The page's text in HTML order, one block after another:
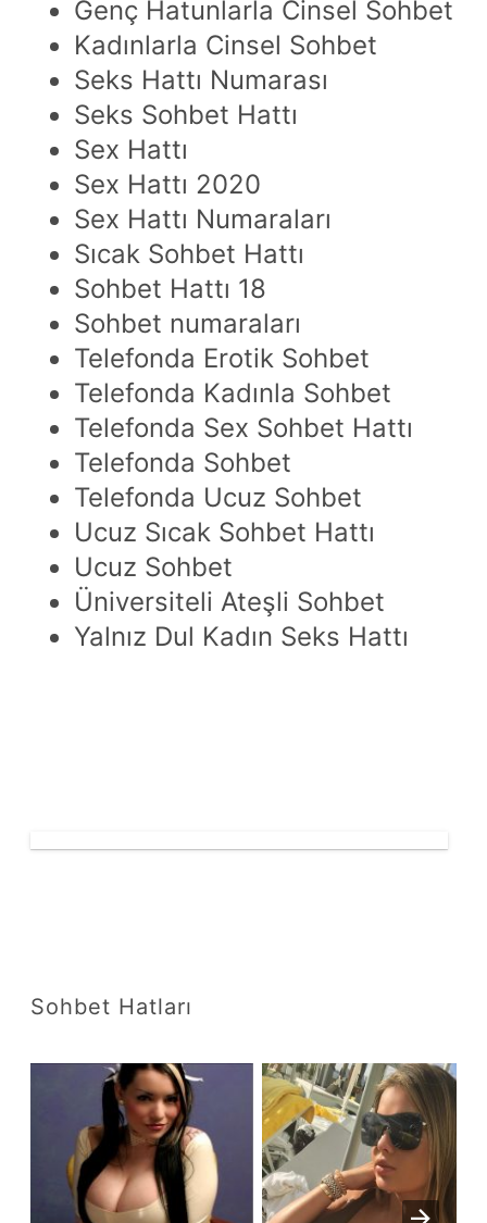
Genç Hatunlarla Cinsel Sohbet
Kadınlarla Cinsel Sohbet
Seks Hattı Numarası
Seks Sohbet Hattı
Sex Hattı
Sex Hattı 2020
Sex Hattı Numaraları
Sıcak Sohbet Hattı
Sohbet Hattı 18
Sohbet numaraları
Telefonda Erotik Sohbet
Telefonda Kadınla Sohbet
Telefonda Sex Sohbet Hattı
Telefonda Sohbet
Telefonda Ucuz Sohbet
Ucuz Sıcak Sohbet Hattı
Ucuz Sohbet
Üniversiteli Ateşli Sohbet
Yalnız Dul Kadın Seks Hattı
Sohbet Hatları